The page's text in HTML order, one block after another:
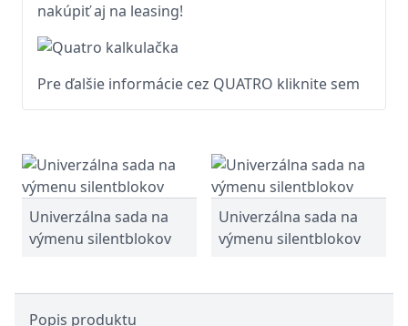
nakúpiť aj na leasing!
Pre ďalšie informácie cez QUATRO kliknite sem
Univerzálna sada na
výmenu silentblokov
Univerzálna sada na
výmenu silentblokov
Popis produktu